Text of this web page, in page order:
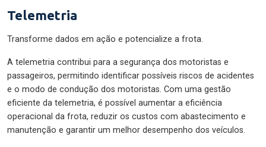
Telemetria
Transforme dados em ação e potencialize a frota.
A telemetria contribui para a segurança dos motoristas e
passageiros, permitindo identificar possíveis riscos de acidentes
e o modo de condução dos motoristas. Com uma gestão
eficiente da telemetria, é possível aumentar a eficiência
operacional da frota, reduzir os custos com abastecimento e
manutenção e garantir um melhor desempenho dos veículos.